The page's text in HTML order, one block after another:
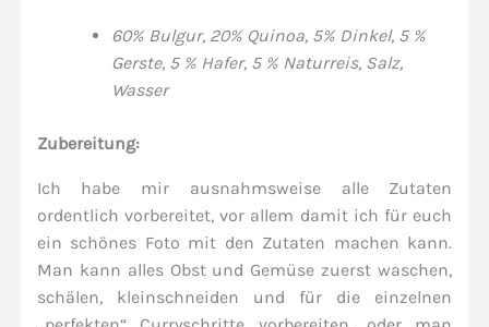
60% Bulgur, 20% Quinoa, 5% Dinkel, 5 %
Gerste, 5 % Hafer, 5 % Naturreis, Salz,
Wasser
Zubereitung:
Ich habe mir ausnahmsweise alle Zutaten
ordentlich vorbereitet, vor allem damit ich für euch
ein schönes Foto mit den Zutaten machen kann.
Man kann alles Obst und Gemüse zuerst waschen,
schälen, kleinschneiden und für die einzelnen